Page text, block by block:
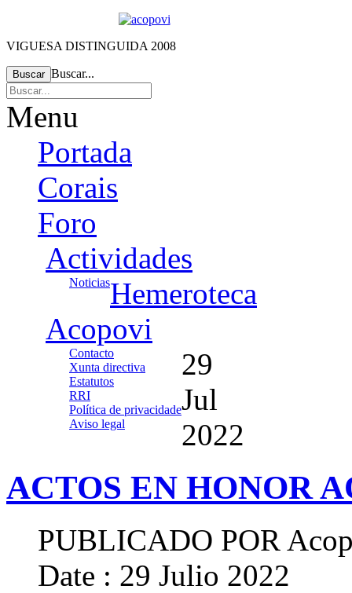
VIGUESA DISTINGUIDA 2008
Buscar Buscar...
Menu
Portada
Corais
Foro
Actividades
NoticiasHemeroteca
Acopovi
Contacto
Xunta directiva
Estatutos
RRI
Política de privacidade
Aviso legal
29
Jul
2022
ACTOS EN HONOR
PUBLICADO POR
Date : 29 Julio 2022